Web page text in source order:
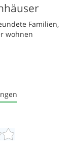
Familien,
wohnen